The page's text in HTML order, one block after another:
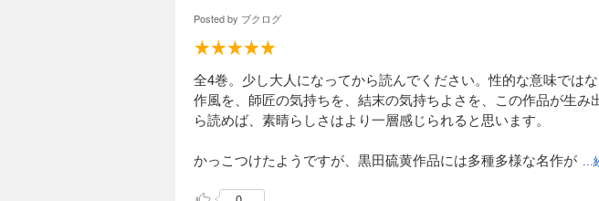
Posted by ブクログ
全4巻。少し大人になってから読んでください。性的な意味ではな
作風を、師匠の気持ちを、結末の気持ちよさを、この作品が生
ら読めば、素晴らしさはより一層感じられると思います。
かっこつけたようですが、黒田硫黄作品には多種多様な名作が